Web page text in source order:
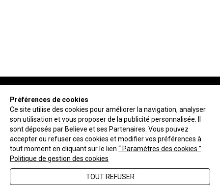
NEWSLETTER
ENVOYER
FAQ
Préférences de cookies
Ce site utilise des cookies pour améliorer la navigation, analyser
son utilisation et vous proposer de la publicité personnalisée. Il
sont déposés par Believe et ses Partenaires. Vous pouvez
accepter ou refuser ces cookies et modifier vos préférences à
tout moment en cliquant sur le lien “ Paramètres des cookies ”
Politique de gestion des cookies
TOUT REFUSER